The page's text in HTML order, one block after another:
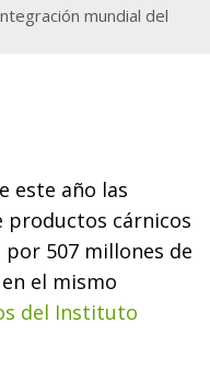
mundial del
este año las
productos cárnicos
507 millones de
el mismo
del Instituto